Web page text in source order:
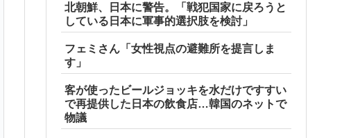
北朝鮮、日本に警告。「戦犯国家に戻ろうと
している日本に軍事的選択肢を検討」
フェミさん「女性視点の避難所を提言しま
す」
客が使ったビールジョッキを水だけですすい
で再提供した日本の飲食店…韓国のネットで
物議